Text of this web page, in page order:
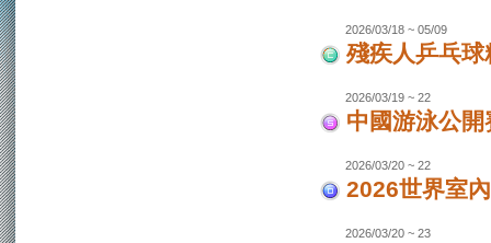
2026/03/18 ~ 05/09
殘疾人乒乓
2026/03/19 ~ 22
中國游泳公
2026/03/20 ~ 22
2026世界室
2026/03/20 ~ 23